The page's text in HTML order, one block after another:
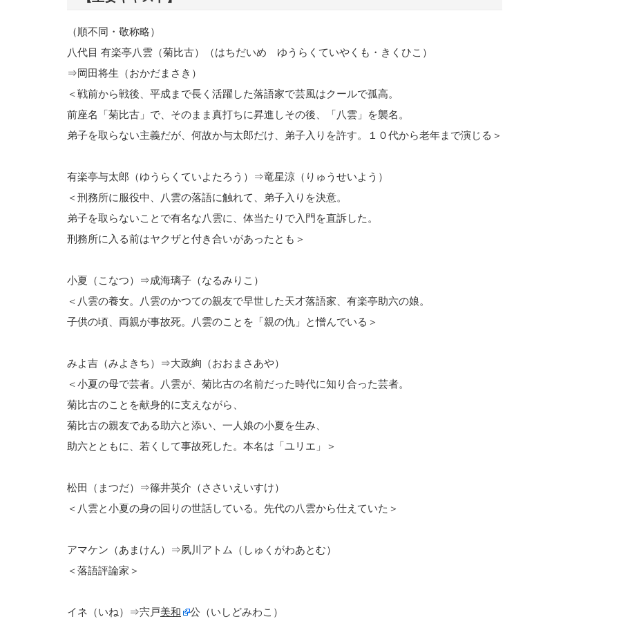
（順不同・敬称略）
八代目 有楽亭八雲（菊比古）（はちだいめ ゆうらくていやくも・きくひこ）
⇒岡田将生（おかだまさき）
＜戦前から戦後、平成まで長く活躍した落語家で芸風はクールで孤高。
前座名「菊比古」で、そのまま真打ちに昇進しその後、「八雲」を襲名。
弟子を取らない主義だが、何故か与太郎だけ、弟子入りを許す。１０代から老年まで演じる＞
有楽亭与太郎（ゆうらくていよたろう）⇒竜星涼（りゅうせいよう）
＜刑務所に服役中、八雲の落語に触れて、弟子入りを決意。
弟子を取らないことで有名な八雲に、体当たりで入門を直訴した。
刑務所に入る前はヤクザと付き合いがあったとも＞
小夏（こなつ）⇒成海璃子（なるみりこ）
＜八雲の養女。八雲のかつての親友で早世した天才落語家、有楽亭助六の娘。
子供の頃、両親が事故死。八雲のことを「親の仇」と憎んでいる＞
みよ吉（みよきち）⇒大政絢（おおまさあや）
＜小夏の母で芸者。八雲が、菊比古の名前だった時代に知り合った芸者。
菊比古のことを献身的に支えながら、
菊比古の親友である助六と添い、一人娘の小夏を生み、
助六とともに、若くして事故死した。本名は「ユリエ」＞
松田（まつだ）⇒篠井英介（ささいえいすけ）
＜八雲と小夏の身の回りの世話している。先代の八雲から仕えていた＞
アマケン（あまけん）⇒夙川アトム（しゅくがわあとむ）
＜落語評論家＞
イネ（いね）⇒宍戸美和 公（いしどみわこ）